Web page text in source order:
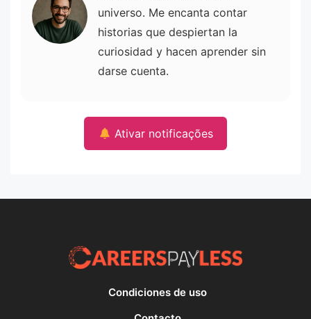
universo. Me encanta contar
historias que despiertan la
curiosidad y hacen aprender sin
darse cuenta.
Ativar notificações
Condiciones de uso